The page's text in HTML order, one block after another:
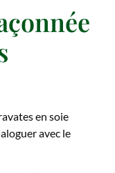
en soie
avec le